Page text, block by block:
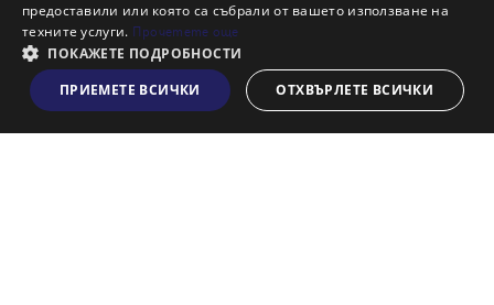
Виж на картата
Кои сме ние?
Франчайз
Блог
Искаш ли да получаваш актуална информация за пазара
на недвижими имоти?
предоставили или която са събрали от вашето използване на
техните услуги. Прочетете още
ПОКАЖЕТЕ ПОДРОБНОСТИ
ПРИЕМЕТЕ ВСИЧКИ
ОТХВЪРЛЕТЕ ВСИЧКИ